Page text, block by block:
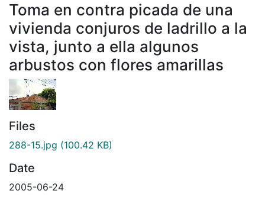
Toma en contra picada de una
vivienda conjuros de ladrillo a la
vista, junto a ella algunos
arbustos con flores amarillas
Files
288-15.jpg (100.42 KB)
Date
2005-06-24